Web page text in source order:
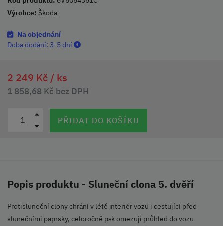
Výrobce: Škoda
Na objednání
Doba dodání: 3-5 dní
2 249 Kč / ks
1 858,68 Kč bez DPH
PŘIDAT DO KOŠÍKU
Popis produktu - Sluneční clona 5. dvěří
Protisluneční clony chrání v létě interiér vozu i cestující před
slunečními paprsky, celoročně pak omezují průhled do vozu